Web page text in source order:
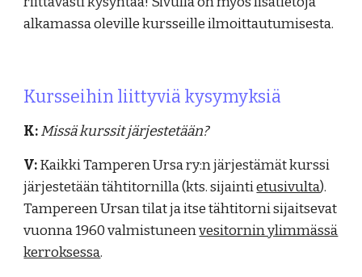
alkamassa oleville kursseille ilmoittautumisesta.
Kursseihin liittyviä kysymyksiä
K:Missä kurssit järjestetään?
V:Kaikki Tamperen Ursa ry:n järjestämät kurssi
järjestetään tähtitornilla (kts. sijaintietusivulta).
Tampereen Ursan tilat ja itse tähtitorni sijaitsevat
vuonna 1960 valmistuneenvesitornin ylimmässä
kerroksessa.